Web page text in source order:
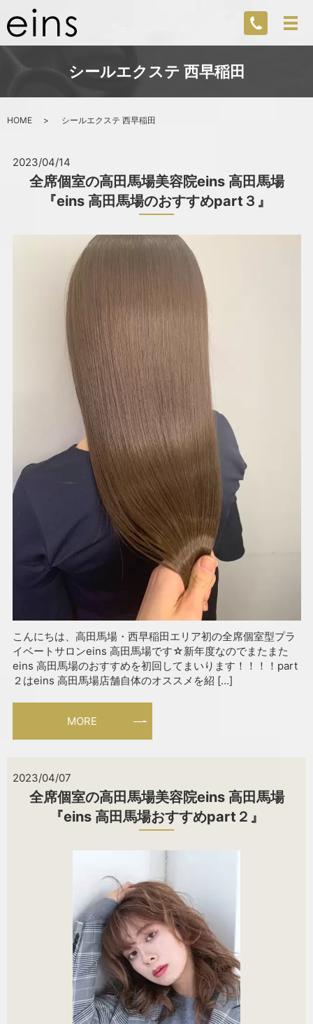
シールエクステ 西早稲田
HOME シールエクステ 西早稲田
2023/04/14
全席個室の高田馬場美容院eins 高田馬場
『eins 高田馬場のおすすめpart３』
こんにちは、高田馬場・西早稲田エリア初の全席個室型プラ
イベートサロンeins 高田馬場です☆新年度なのでまたまた
eins 高田馬場のおすすめを初回してまいります！！！！part
２はeins 高田馬場店舗自体のオススメを紹 […]
MORE
2023/04/07
全席個室の高田馬場美容院eins 高田馬場
『eins 高田馬場おすすめpart２』